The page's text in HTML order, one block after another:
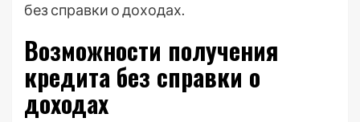
без справки о доходах.
Возможности получения
кредита без справки о
доходах